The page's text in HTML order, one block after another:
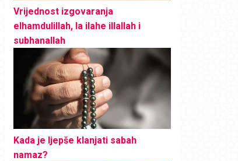
Vrijednost izgovaranja
elhamdulillah, la ilahe illallah i
subhanallah
Kada je ljepše klanjati sabah
namaz?